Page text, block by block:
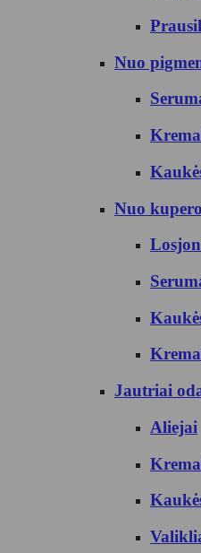
Nuo
Nuo
Jautriai
Aliejai